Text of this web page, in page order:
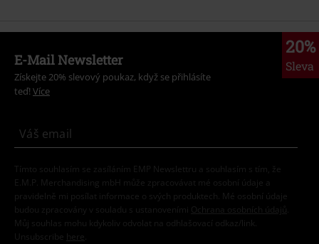
20%
Sleva
E-Mail Newsletter
Získejte 20% slevový poukaz, když se přihlásíte
teď! Více
Tímto souhlasím se zasíláním EMP Newslettru a souhlasím s tím, že
E.M.P. Merchandising mbH může zpracovávat mé osobní údaje a
pravidelně mi posílat informace o svých produktech. Mé osobní údaje
budou zpracovány v souladu s ustanoveními
Ochrana osobních údajů
Můj souhlas mohu kdykoliv odvolat na odhlašovací odkaz/link.
Unsubscribe here